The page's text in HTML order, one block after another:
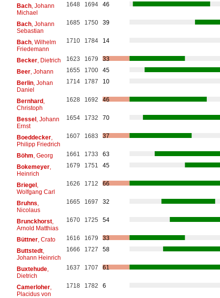
Bach, Johann
Michael
1648 1694 46
Bach, Johann
Sebastian
1685 1750 39
Bach, Wilhelm
Friedemann
1710 1784 14
Becker, Dietrich 1623 1679
33
Beer, Johann 1655 1700
45
Berlin, Johan
Daniel
1714 1787 10
Bernhard,
Christoph
1628 1692 46
Bessel, Johann
Ernst
1654 1732 70
Boeddecker,
Philipp Friedrich
1607 1683 37
Böhm , Georg 1661 1733
63
Bokemeyer,
Heinrich
1679 1751 45
Briegel,
Wolfgang Carl
1626 1712 66
Bruhns
Nicolaus
1665 1697 32
Brunckhorst,
Arnold Matthias
1670 1725 54
Büttner, Crato 1616 1679
33
Buttstedt,
Johann Heinrich
1666 1727 58
Buxtehude,
Dietrich
1637 1707 61
Camerloher,
Placidus von
1718 1782 6